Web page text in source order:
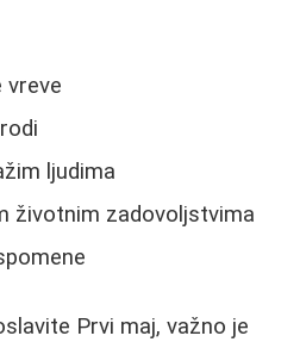
vreve
ljudima
životnim zadovoljstvima
Prvi maj, važno je